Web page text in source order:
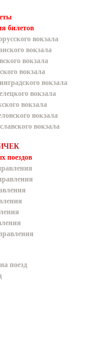
билетов
вокзала
вокзала
вокзала
вокзала
вокзала
вокзала
вокзала
вокзала
вокзала
поездов
поезд